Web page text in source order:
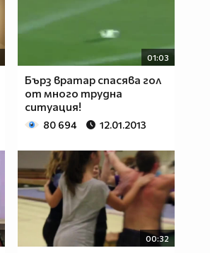
01:03
Бърз вратар спасява гол
от много трудна
ситуация!
80 694 12.01.2013
00:32